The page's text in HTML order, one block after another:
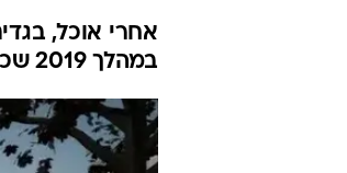
אחרי אוכל,
במהלך 2019 שכונת בתים באיינדהובן שבהולנד